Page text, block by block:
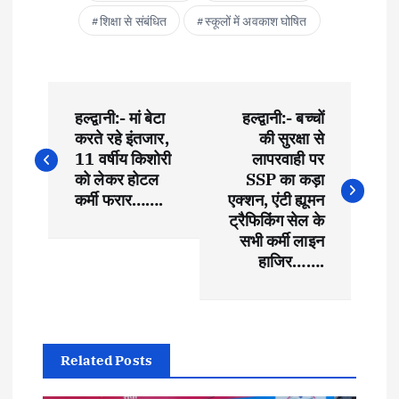
शिक्षा से संबंधित स्कूलों में अवकाश घोषित
o
हल्द्वानी:- मां बेटा
करते रहे इंतजार,
11 वर्षीय किशोरी
को लेकर होटल
कर्मी फरार…….
हल्द्वानी:- बच्चों
की सुरक्षा से
लापरवाही पर
SSP का कड़ा
एक्शन, एंटी ह्यूमन
ट्रैफिकिंग सेल के
सभी कर्मी लाइन
हाजिर…….
Related Posts